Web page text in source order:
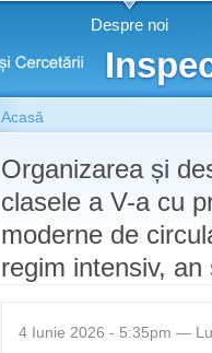
Despre noi
Eşti aici
Acasă
Organizarea și
clasele a V-a cu
moderne de
regim intensiv,
4 Iunie 2026 - 5:35pm —